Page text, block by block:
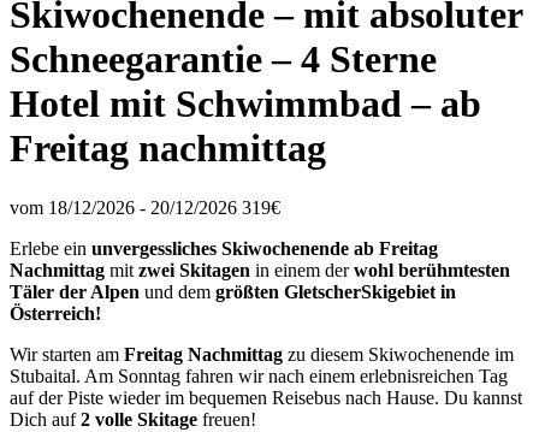
Skiwochenende – mit absoluter
Schneegarantie – 4 Sterne
Hotel mit Schwimmbad – ab
Freitag nachmittag
vom 18/12/2026 - 20/12/2026 319€
Erlebe ein unvergessliches Skiwochenende ab Freitag
Nachmittag mit zwei Skitagen in einem derwohl berühmtesten
Täler der Alpen und dem größten GletscherSkigebiet in
Österreich!
Wir starten am Freitag Nachmittag zu diesem Skiwochenende im
Stubaital. Am Sonntag fahren wir nach einem erlebnisreichen Tag
auf der Piste wieder im bequemen Reisebus nach Hause. Du kannst
Dich auf2 volle Skitage freuen!